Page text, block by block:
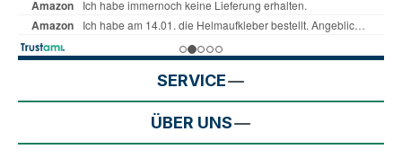
SERVICE
ÜBER UNS